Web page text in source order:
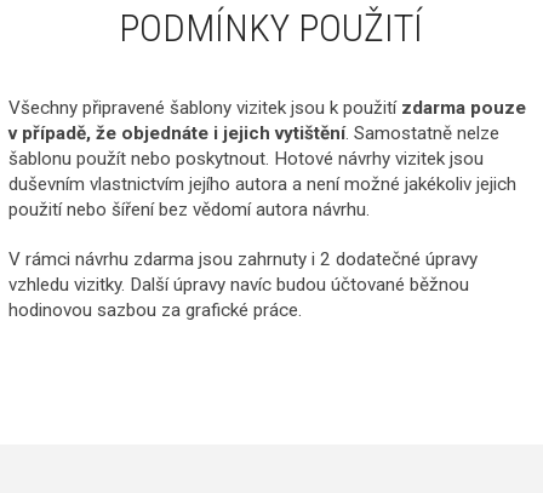
PODMÍNKY POUŽITÍ
Všechny připravené šablony vizitek jsou k použití zdarma pouze
v případě, že objednáte i jejich vytištění. Samostatně nelze
šablonu použít nebo poskytnout. Hotové návrhy vizitek jsou
duševním vlastnictvím jejího autora a není možné jakékoliv jejich
použití nebo šíření bez vědomí autora návrhu.
V rámci návrhu zdarma jsou zahrnuty i 2 dodatečné úpravy
vzhledu vizitky. Další úpravy navíc budou účtované běžnou
hodinovou sazbou za grafické práce.